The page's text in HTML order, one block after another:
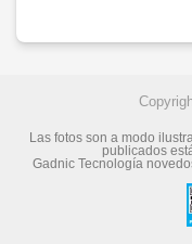
Las fotos son a modo
publicados
Gadnic Tecnología